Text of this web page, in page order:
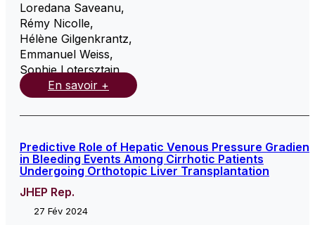
Loredana Saveanu,
Rémy Nicolle,
Hélène Gilgenkrantz,
Emmanuel Weiss,
Sophie Lotersztajn,
En savoir +
Predictive Role of Hepatic Venous Pressure Gradient
in Bleeding Events Among Cirrhotic Patients
Undergoing Orthotopic Liver Transplantation
JHEP Rep.
27 Fév 2024